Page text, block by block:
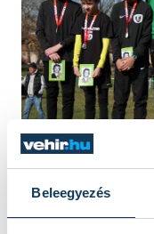
Beleegyezés
Gréta, Kata és
dobogóra